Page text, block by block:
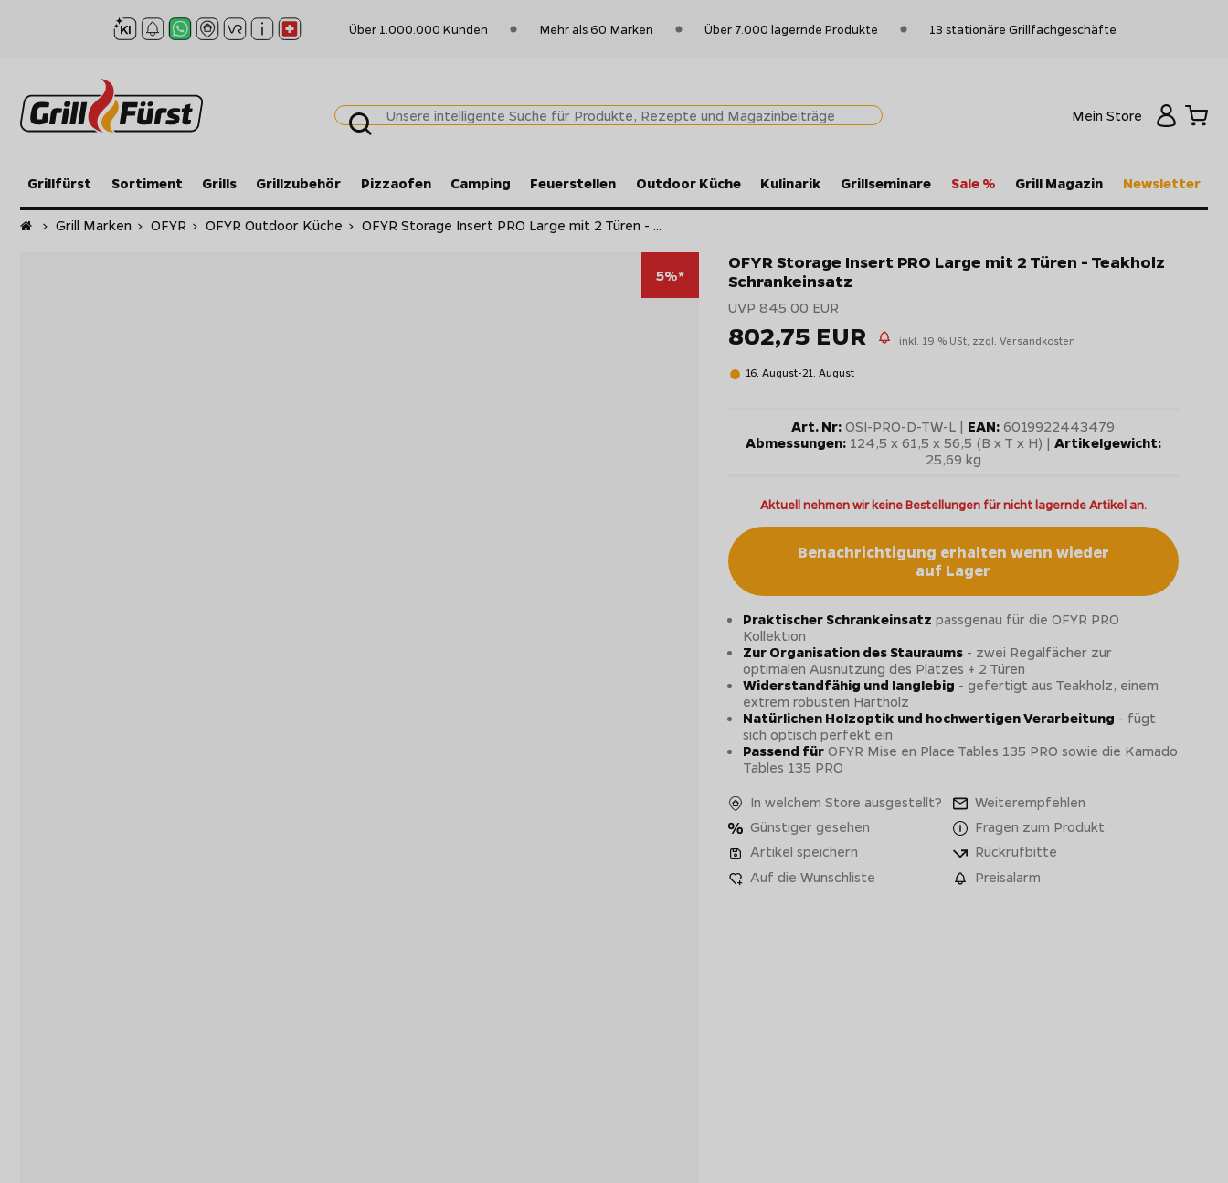
Über 1.000.000 Kunden Mehr als 60 Marken Über 7.000 lagernde Produkte 13 stationäre Grillfachgeschäfte
Mein Store
Grillfürst Sortiment Grills Grillzubehör Pizzaofen Camping Feuerstellen Outdoor Küche Kulinarik Grillseminare Sale % Grill Magazin Newsletter
Startseite
> Grill Marken > OFYR > OFYR Outdoor Küche > OFYR Storage Insert PRO Large mit 2 Türen - ...
5%*
OFYR Storage Insert PRO Large mit 2 Türen - Teakholz
Schrankeinsatz
UVP 845,00 EUR
802,75 EUR inkl. 19 % USt, zzgl. Versandkosten
16. August-21. August
Art. Nr: OSI-PRO-D-TW-L | EAN: 6019922443479
Abmessungen:124,5 x 61,5 x 56,5 (B x T x H) | Artikelgewicht:
25,69 kg
Aktuell nehmen wir keine Bestellungen für nicht lagernde Artikel an.
Benachrichtigung erhalten wenn wieder
auf Lager
Praktischer Schrankeinsatz passgenau für die OFYR PRO
Kollektion
Zur Organisation des Stauraums- zwei Regalfächer zur
optimalen Ausnutzung des Platzes + 2 Türen
Widerstandfähig und langlebig - gefertigt aus Teakholz, einem
extrem robusten Hartholz
Natürlichen Holzoptik und hochwertigen Verarbeitung - fügt
sich optisch perfekt ein
Passend fürOFYR Mise en Place Tables 135 PRO sowie die Kamado
Tables 135 PRO
In welchem Store ausgestellt?
Weiterempfehlen
Günstiger gesehen
Fragen zum Produkt
Artikel speichern
Rückrufbitte
Auf die Wunschliste
Preisalarm